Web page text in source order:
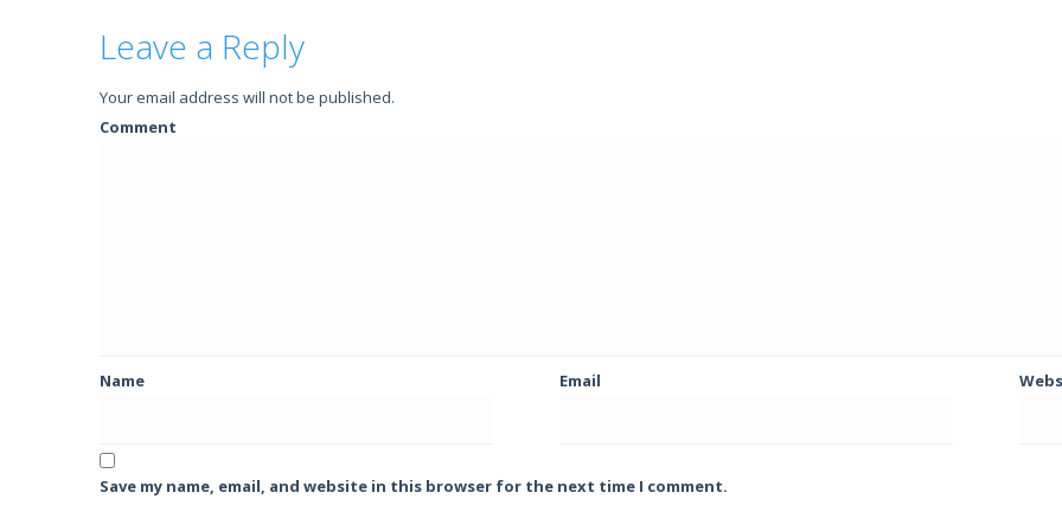
Leave a Reply
Your email address will not be published.
Comment
Name Email
Save my name, email, and website in this browser for the next time I comment.